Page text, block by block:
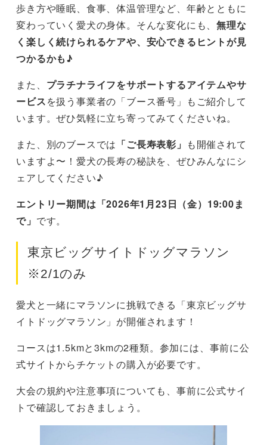
歩き方や睡眠、食事、体温管理など、年齢とともに
変わっていく愛犬の身体。そんな変化にも、無理な
く楽しく続けられるケアや、安心できるヒントが見
つかるかも♪
また、 プラチナライフをサポートするアイテムやサ
ービスを扱う事業者の「ブース番号」もご紹介して
います。ぜひ気軽に立ち寄ってみてくださいね。
また、別のブースでは 「ご長寿表彰」 も開催されて
いますよ〜！愛犬の長寿の秘訣を、ぜひみんなにシ
ェアしてください♪
エントリー期間は「2026年1月23日（金）19:00ま
で」 です。
東京ビッグサイトドッグマラソン
※2/1のみ
愛犬と一緒にマラソンに挑戦できる「東京ビッグサ
イトドッグマラソン」が開催されます！
コースは1.5kmと3kmの2種類。参加には、事前に公
式サイトからチケットの購入が必要です。
大会の規約や注意事項についても、事前に公式サイ
トで確認しておきましょう。